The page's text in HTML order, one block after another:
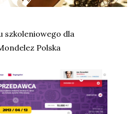
szkoleniowego dla
Polska